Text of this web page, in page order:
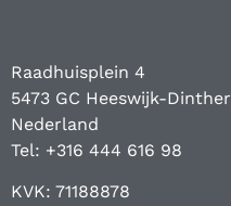
Raadhuisplein 4
5473 GC Heeswijk-Dinther
Nederland
Tel: +316 444 616 98
KVK: 71188878